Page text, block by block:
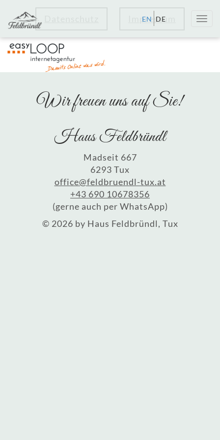
DE
EN
Impressum
Wir freuen uns auf Sie!
Haus Feldbründl
Madseit 667
6293 Tux
office@feldbruendl-tux.at
+43 690 10678356
(gerne auch per WhatsApp)
© 2026 by Haus Feldbründl, Tux